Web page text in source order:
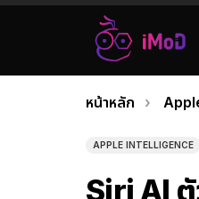
เรื่อง
ล่าสุด
คุณอยู่ที่นี่:
หน้าหลัก
APPLE INTELLIGENCE
Siri AI ตั